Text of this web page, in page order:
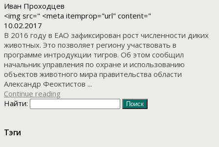
Иван Проходцев
<img src=" <meta itemprop="url" content="
10.02.2017
В 2016 году в ЕАО зафиксирован рост численности диких
животных. Это позволяет региону участвовать в
программе интродукции тигров. Об этом сообщил
начальник управления по охране и использованию
объектов животного мира правительства области
Александр Феоктистов ...
Continue reading
Найти:
Тэги